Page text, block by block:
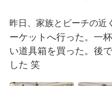
English 简体
繁體中文
昨日、家族とビーチの近
ーケットへ行った。一
い道具箱を買った。後
した 笑